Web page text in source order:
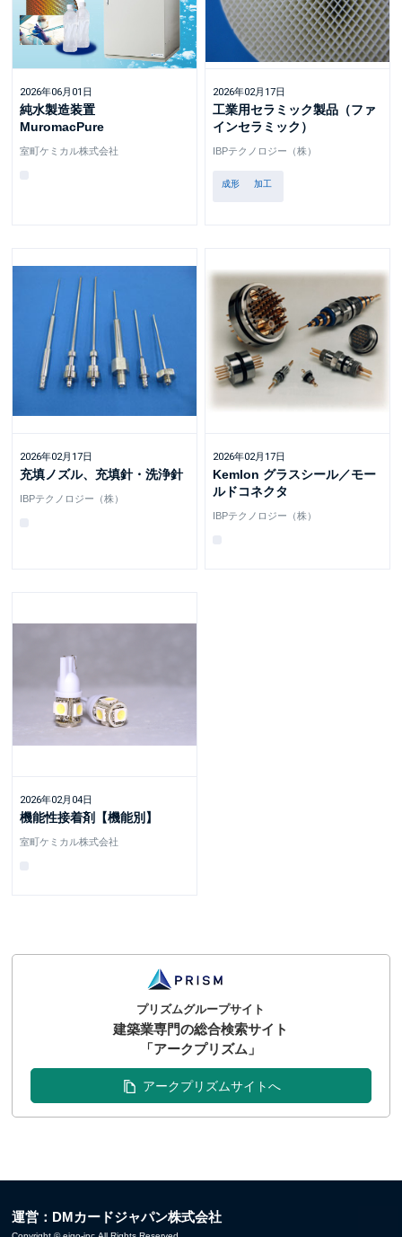
2026年06月01日
純水製造装置
MuromacPure
室町ケミカル株式会社
2026年02月17日
工業用セラミック製品（ファ
インセラミック）
IBPテクノロジー（株）
成形 加工
2026年02月17日
充填ノズル、充填針・洗浄針
IBPテクノロジー（株）
2026年02月17日
Kemlon グラスシール／モー
ルドコネクタ
IBPテクノロジー（株）
2026年02月04日
機能性接着剤【機能別】
室町ケミカル株式会社
プリズムグループサイト
建築業専門の総合検索サイト
「アークプリズム」
アークプリズムサイトへ
運営：DMカードジャパン株式会社